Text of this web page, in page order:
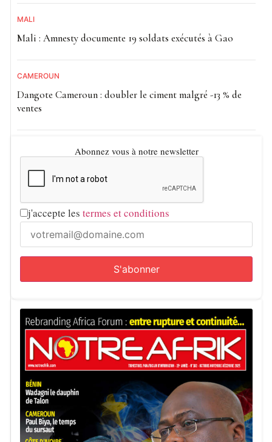
MALI
Mali : Amnesty documente 19 soldats exécutés à Gao
CAMEROUN
Dangote Cameroun : doubler le ciment malgré -13 % de
ventes
Abonnez vous à notre newsletter
j'accepte les termes et conditions